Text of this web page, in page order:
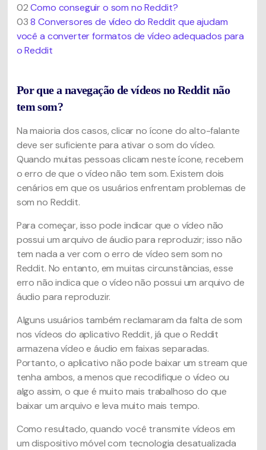
02 Como conseguir o som no Reddit?
03 8 Conversores de vídeo do Reddit que ajudam
você a converter formatos de vídeo adequados para
o Reddit
Por que a navegação de vídeos no Reddit não
tem som?
Na maioria dos casos, clicar no ícone do alto-falante
deve ser suficiente para ativar o som do vídeo.
Quando muitas pessoas clicam neste ícone, recebem
o erro de que o vídeo não tem som. Existem dois
cenários em que os usuários enfrentam problemas de
som no Reddit.
Para começar, isso pode indicar que o vídeo não
possui um arquivo de áudio para reproduzir; isso não
tem nada a ver com o erro de vídeo sem som no
Reddit. No entanto, em muitas circunstâncias, esse
erro não indica que o vídeo não possui um arquivo de
áudio para reproduzir.
Alguns usuários também reclamaram da falta de som
nos vídeos do aplicativo Reddit, já que o Reddit
armazena vídeo e áudio em faixas separadas.
Portanto, o aplicativo não pode baixar um stream que
tenha ambos, a menos que recodifique o vídeo ou
algo assim, o que é muito mais trabalhoso do que
baixar um arquivo e leva muito mais tempo.
Como resultado, quando você transmite vídeos em
um dispositivo móvel com tecnologia desatualizada